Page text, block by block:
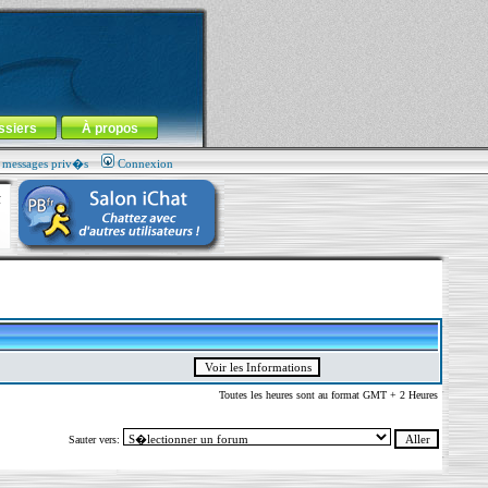
À propos
priv�s Connexion
Toutes les heures sont au format GMT + 2 Heures
Sauter vers: